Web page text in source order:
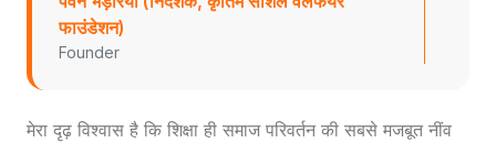
फाउंडेशन)
Founder
मेरा दृढ़ विश्वास है कि शिक्षा ही समाज परिवर्तन की सबसे मजबूत नींव